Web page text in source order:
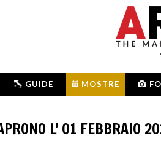
GUIDE MOSTRE
L' 01 FEBBRAIO